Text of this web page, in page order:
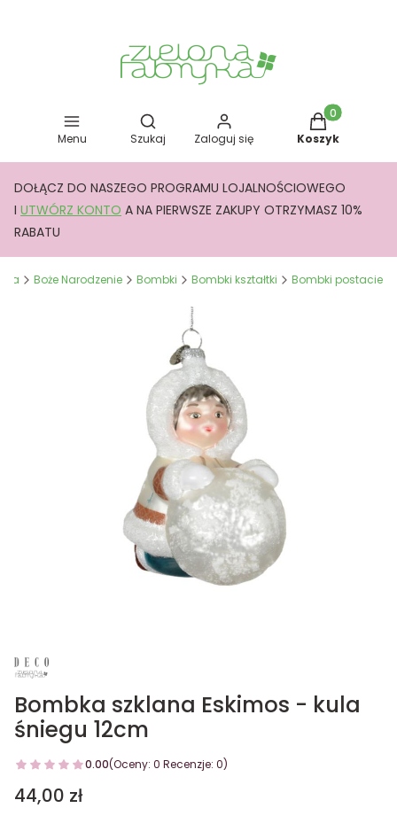
Menu
Otwórz wyszukiwarkę
Szukaj Zaloguj się
Produkty w
Koszyk
DOŁĄCZ DO NASZEGO PROGRAMU LOJALNOŚCIOWEGO
I UTWÓRZ KONTO A NA PIERWSZE ZAKUPY OTRZYMASZ 10%
RABATU
Boże Narodzenie Bombki Bombki kształtki Bombki postacie
Bombka szklana Eskimos - kula
śniegu 12cm
0.00(Oceny: 0 Recenzje: 0)
Cena
44,00 zł